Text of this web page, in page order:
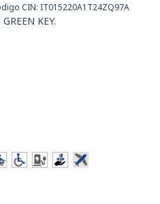
CIN: IT015220A1T24ZQ97A
KEY.